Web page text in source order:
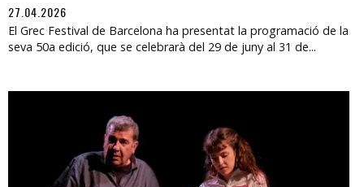
27.04.2026
El Grec Festival de Barcelona ha presentat la programació de la
seva 50a edició, que se celebrarà del 29 de juny al 31 de...